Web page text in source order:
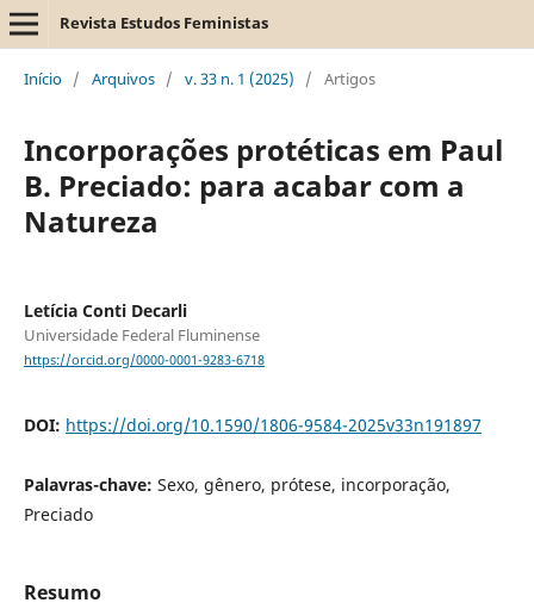
Revista Estudos Feministas
Início / Arquivos / v. 33 n. 1 (2025) / Artigos
Incorporações protéticas em Paul
B. Preciado: para acabar com a
Natureza
Letícia Conti Decarli
Universidade Federal Fluminense
https://orcid.org/0000-0001-9283-6718
DOI: https://doi.org/10.1590/1806-9584-2025v33n191897
Palavras-chave: Sexo, gênero, prótese, incorporação,
Preciado
Resumo